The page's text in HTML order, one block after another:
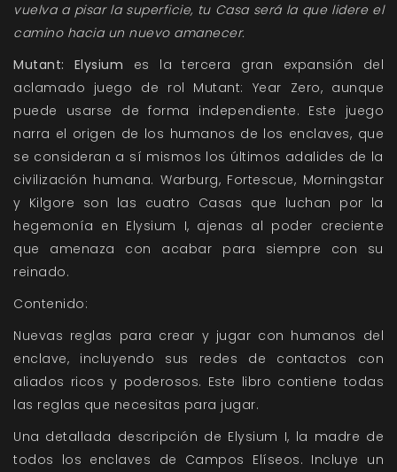
vuelva a pisar la superficie, tu Casa será la que lidere el
camino hacia un nuevo amanecer.
Mutant: Elysium es la tercera gran expansión del
aclamado juego de rol Mutant: Year Zero, aunque
puede usarse de forma independiente. Este juego
narra el origen de los humanos de los enclaves, que
se consideran a sí mismos los últimos adalides de la
civilización humana. Warburg, Fortescue, Morningstar
y Kilgore son las cuatro Casas que luchan por la
hegemonía en Elysium I, ajenas al poder creciente
que amenaza con acabar para siempre con su
reinado.
Contenido:
Nuevas reglas para crear y jugar con humanos del
enclave, incluyendo sus redes de contactos con
aliados ricos y poderosos. Este libro contiene todas
las reglas que necesitas para jugar.
Una detallada descripción de Elysium I, la madre de
todos los enclaves de Campos Elíseos. Incluye un